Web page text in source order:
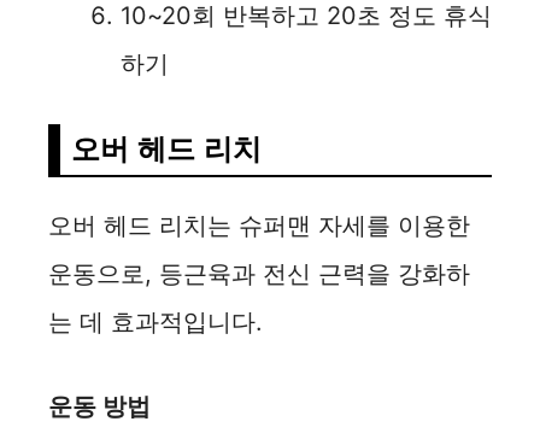
10~20회 반복하고 20초 정도 휴식
하기
오버 헤드 리치
오버 헤드 리치는 슈퍼맨 자세를 이용한
운동으로, 등근육과 전신 근력을 강화하
는 데 효과적입니다.
운동 방법